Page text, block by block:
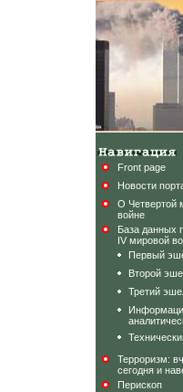
Front page
Новости
О Четвертой
войне
База данных
IV мировой
Первый
Второй
Третий
Терроризм:
сегодня и
Перископ